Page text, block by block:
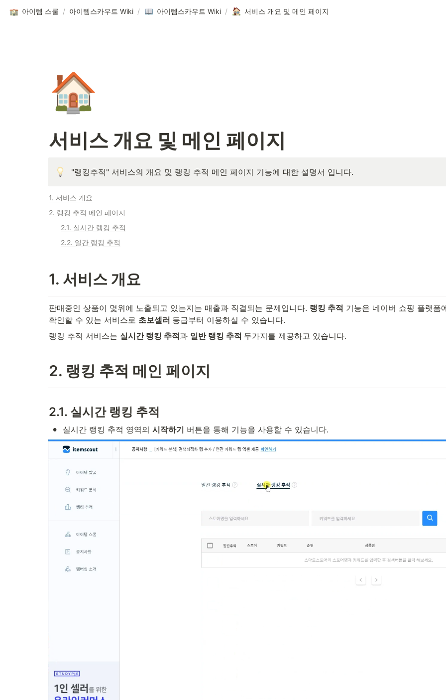
아이템 스쿨 / 아이템스카우트 Wiki / 아이템스카우트 Wiki / 서비스 개요 및 메인 페이지
🏠
서비스 개요 및 메인 페이지
"랭킹추적" 서비스의 개요 및 랭킹 추적 메인 페이지 기능에 대한 설명서 입니다.
1. 서비스 개요
2. 랭킹 추적 메인 페이지
2.1. 실시간 랭킹 추적
2.2. 일간 랭킹 추적
1. 서비스 개요
판매중인 상품이 몇위에 노출되고 있는지는 매출과 직결되는 문제입니다. 랭킹 추적 기능은 네이버 쇼핑 플랫폼
확인할 수 있는 서비스로 초보셀러 등급부터 이용하실 수 있습니다.
랭킹 추적 서비스는 실시간 랭킹 추적과 일반 랭킹 추적 두가지를 제공하고 있습니다.
2. 랭킹 추적 메인 페이지
2.1. 실시간 랭킹 추적
• 실시간 랭킹 추적 영역의 시작하기 버튼을 통해 기능을 사용할 수 있습니다.